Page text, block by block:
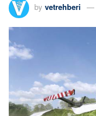
by vetrehberi